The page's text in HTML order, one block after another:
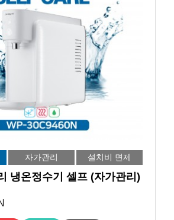
자가관리 설치비 면제
냉온정수기 셀프 (자가관리)